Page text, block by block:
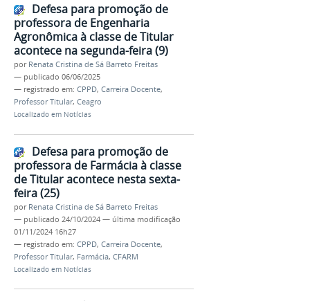
Defesa para promoção de
professora de Engenharia
Agronômica à classe de Titular
acontece na segunda-feira (9)
por Renata Cristina de Sá Barreto Freitas
— publicado 06/06/2025
— registrado em: CPPD, Carreira Docente,
Professor Titular, Ceagro
Localizado em Notícias
Defesa para promoção de
professora de Farmácia à classe
de Titular acontece nesta sexta-
feira (25)
por Renata Cristina de Sá Barreto Freitas
— publicado 24/10/2024 — última modificação
01/11/2024 16h27
— registrado em: CPPD, Carreira Docente,
Professor Titular, Farmácia, CFARM
Localizado em Notícias